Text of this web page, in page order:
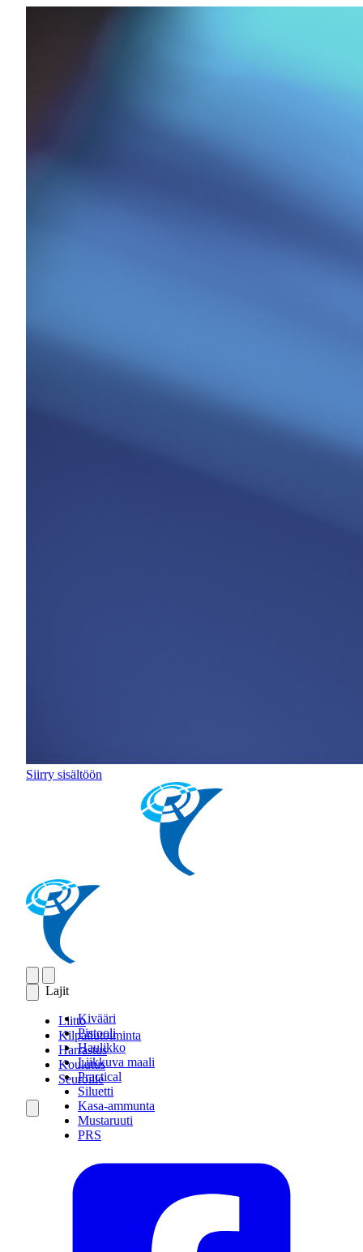
Siirry sisältöön
Lajit
Kivääri
Pistooli
Haulikko
Liikkuva maali
Practical
Siluetti
Kasa-ammunta
Mustaruuti
PRS
Liitto
Kilpailutoiminta
Harrastus
Koulutus
Seuroille